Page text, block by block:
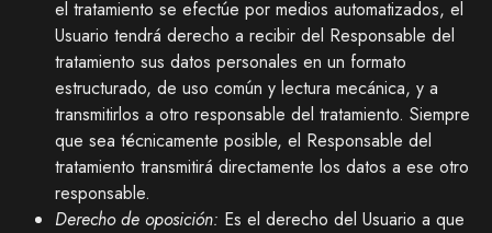
el tratamiento se efectúe por medios automatizados, el
Usuario tendrá derecho a recibir del Responsable del
tratamiento sus datos personales en un formato
estructurado, de uso común y lectura mecánica, y a
transmitirlos a otro responsable del tratamiento. Siempre
que sea técnicamente posible, el Responsable del
tratamiento transmitirá directamente los datos a ese otro
responsable.
Derecho de oposición: Es el derecho del Usuario a que